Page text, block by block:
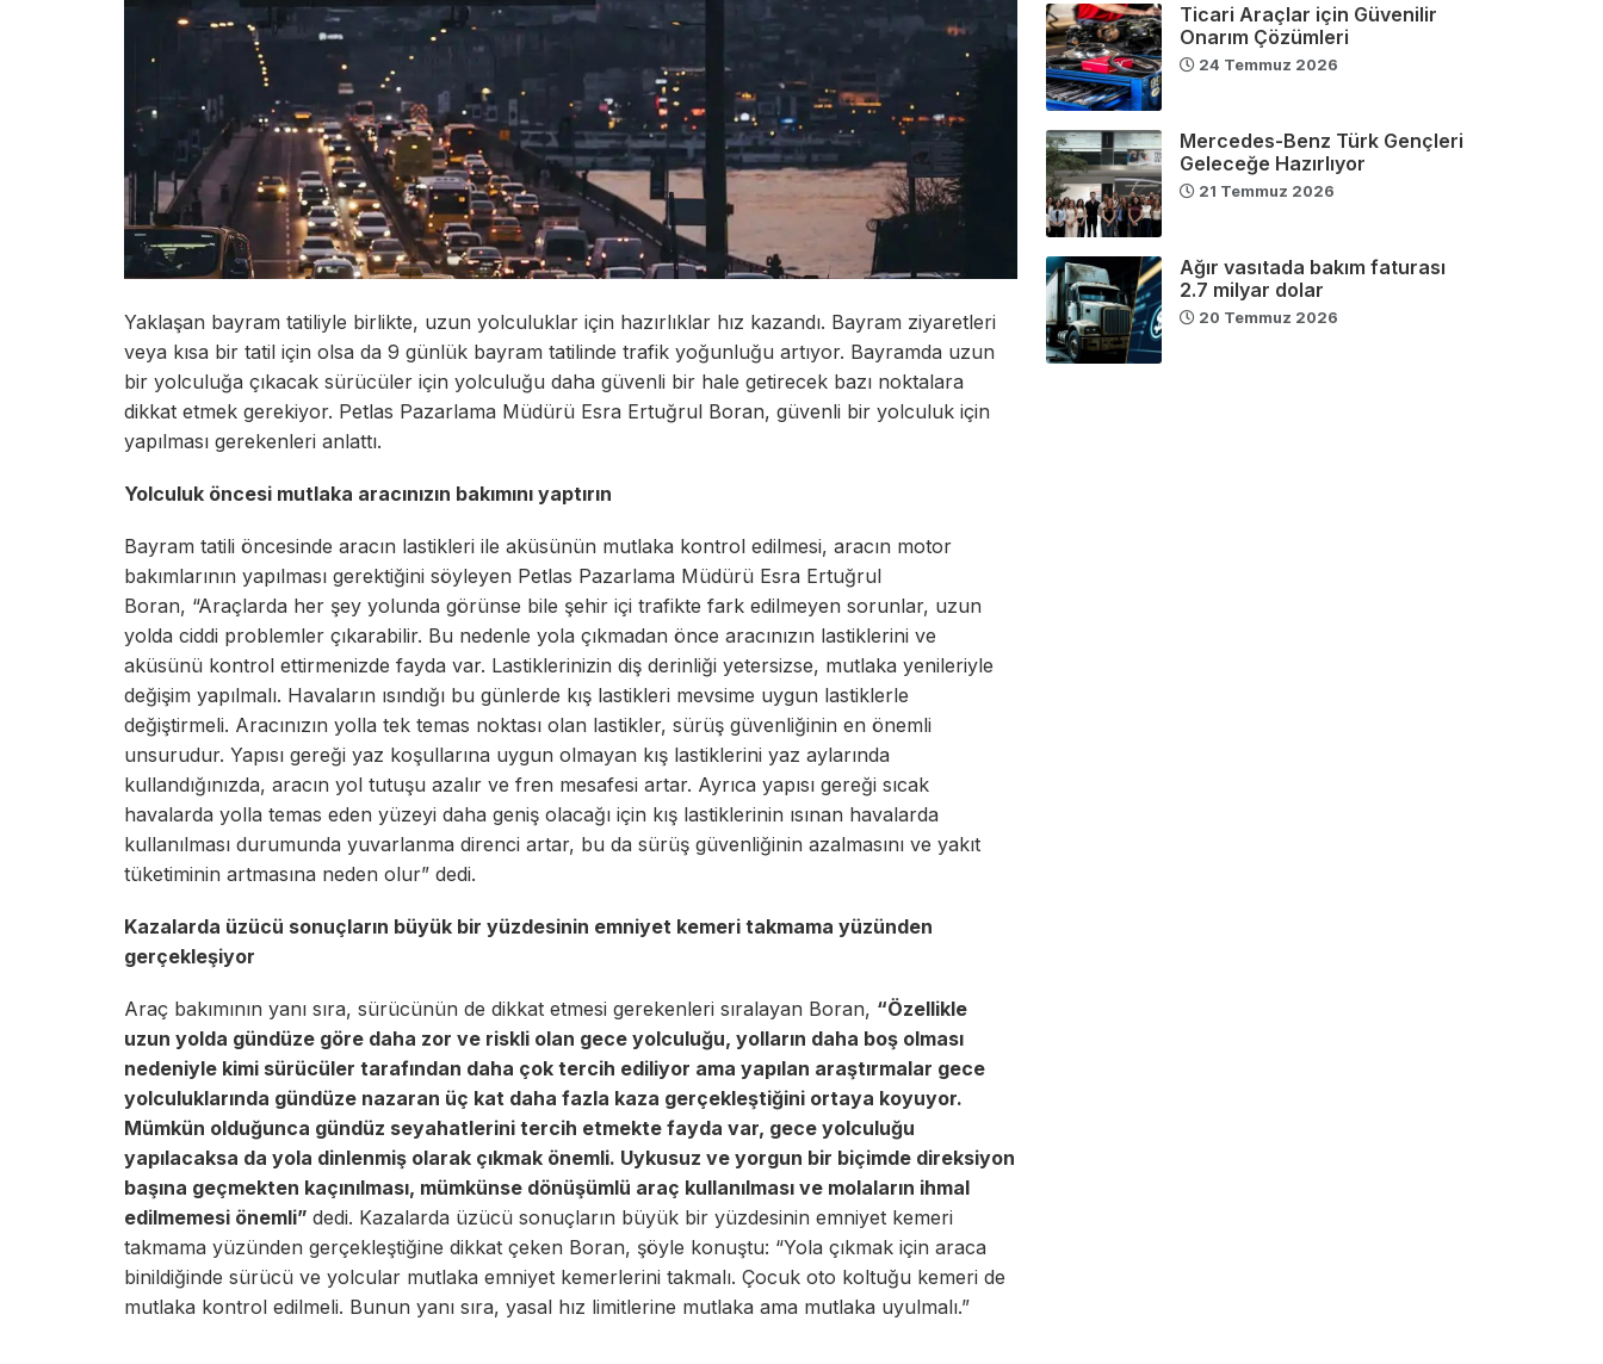
Yaklaşan bayram tatiliyle birlikte, uzun yolculuklar için hazırlıklar hız kazandı. Bayram ziyaretleri
veya kısa bir tatil için olsa da 9 günlük bayram tatilinde trafik yoğunluğu artıyor. Bayramda uzun
bir yolculuğa çıkacak sürücüler için yolculuğu daha güvenli bir hale getirecek bazı noktalara
dikkat etmek gerekiyor. Petlas Pazarlama Müdürü Esra Ertuğrul Boran, güvenli bir yolculuk için
yapılması gerekenleri anlattı.
Yolculuk öncesi mutlaka aracınızın bakımını yaptırın
Bayram tatili öncesinde aracın lastikleri ile aküsünün mutlaka kontrol edilmesi, aracın motor
bakımlarının yapılması gerektiğini söyleyen Petlas Pazarlama Müdürü Esra Ertuğrul
Boran, “Araçlarda her şey yolunda görünse bile şehir içi trafikte fark edilmeyen sorunlar, uzun
yolda ciddi problemler çıkarabilir. Bu nedenle yola çıkmadan önce aracınızın lastiklerini ve
aküsünü kontrol ettirmenizde fayda var. Lastiklerinizin diş derinliği yetersizse, mutlaka yenileriyle
değişim yapılmalı. Havaların ısındığı bu günlerde kış lastikleri mevsime uygun lastiklerle
değiştirmeli. Aracınızın yolla tek temas noktası olan lastikler, sürüş güvenliğinin en önemli
unsurudur. Yapısı gereği yaz koşullarına uygun olmayan kış lastiklerini yaz aylarında
kullandığınızda, aracın yol tutuşu azalır ve fren mesafesi artar. Ayrıca yapısı gereği sıcak
havalarda yolla temas eden yüzeyi daha geniş olacağı için kış lastiklerinin ısınan havalarda
kullanılması durumunda yuvarlanma direnci artar, bu da sürüş güvenliğinin azalmasını ve yakıt
tüketiminin artmasına neden olur” dedi.
Kazalarda üzücü sonuçların büyük bir yüzdesinin emniyet kemeri takmama yüzünden
gerçekleşiyor
Araç bakımının yanı sıra, sürücünün de dikkat etmesi gerekenleri sıralayan Boran, “Özellikle
uzun yolda gündüze göre daha zor ve riskli olan gece yolculuğu, yolların daha boş olması
nedeniyle kimi sürücüler tarafından daha çok tercih ediliyor ama yapılan araştırmalar gece
yolculuklarında gündüze nazaran üç kat daha fazla kaza gerçekleştiğini ortaya koyuyor.
Mümkün olduğunca gündüz seyahatlerini tercih etmekte fayda var, gece yolculuğu
yapılacaksa da yola dinlenmiş olarak çıkmak önemli. Uykusuz ve yorgun bir biçimde direksiyon
başına geçmekten kaçınılması, mümkünse dönüşümlü araç kullanılması ve molaların ihmal
edilmemesi önemli” dedi. Kazalarda üzücü sonuçların büyük bir yüzdesinin emniyet kemeri
takmama yüzünden gerçekleştiğine dikkat çeken Boran, şöyle konuştu: “Yola çıkmak için araca
binildiğinde sürücü ve yolcular mutlaka emniyet kemerlerini takmalı. Çocuk oto koltuğu kemeri de
mutlaka kontrol edilmeli. Bunun yanı sıra, yasal hız limitlerine mutlaka ama mutlaka uyulmalı.”
Ticari Araçlar için Güvenilir
Onarım Çözümleri
24 Temmuz 2026
Mercedes-Benz Türk Gençleri
Geleceğe Hazırlıyor
21 Temmuz 2026
Ağır vasıtada bakım faturası
2.7 milyar dolar
20 Temmuz 2026